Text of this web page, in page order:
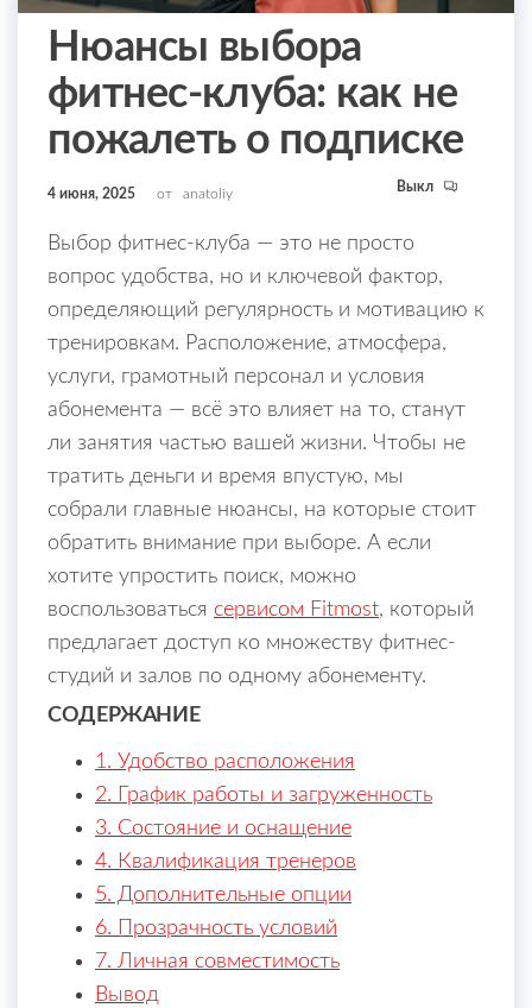
Нюансы выбора
фитнес-клуба: как не
пожалеть о подписке
4 июня, 2025 от anatoliy Выкл
Выбор фитнес-клуба — это не просто
вопрос удобства, но и ключевой фактор,
определяющий регулярность и мотивацию к
тренировкам. Расположение, атмосфера,
услуги, грамотный персонал и условия
абонемента — всё это влияет на то, станут
ли занятия частью вашей жизни. Чтобы не
тратить деньги и время впустую, мы
собрали главные нюансы, на которые стоит
обратить внимание при выборе. А если
хотите упростить поиск, можно
воспользоваться сервисом Fitmost, который
предлагает доступ ко множеству фитнес-
студий и залов по одному абонементу.
СОДЕРЖАНИЕ
1. Удобство расположения
2. График работы и загруженность
3. Состояние и оснащение
4. Квалификация тренеров
5. Дополнительные опции
6. Прозрачность условий
7. Личная совместимость
Вывод